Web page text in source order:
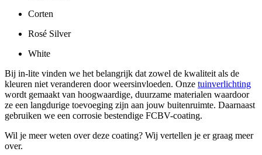
Corten
Rosé Silver
White
Bij in-lite vinden we het belangrijk dat zowel de kwaliteit als de
kleuren niet veranderen door weersinvloeden. Onze tuinverlichting
wordt gemaakt van hoogwaardige, duurzame materialen waardoor
ze een langdurige toevoeging zijn aan jouw buitenruimte. Daarnaast
gebruiken we een corrosie bestendige FCBV-coating.
Wil je meer weten over deze coating? Wij vertellen je er graag meer
over.